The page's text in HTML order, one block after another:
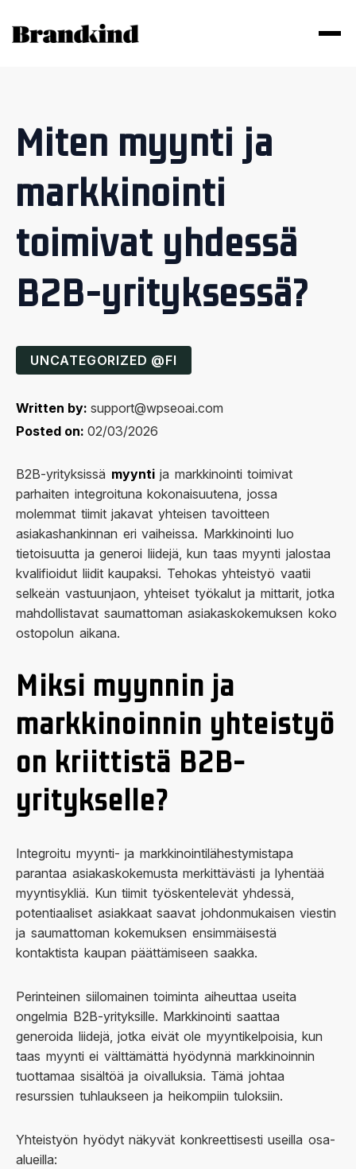
Miten myynti ja
markkinointi
toimivat yhdessä
B2B-yrityksessä?
UNCATEGORIZED @FI
Written by: support@wpseoai.com
Posted on: 02/03/2026
B2B-yrityksissä myyntija markkinointi toimivat
parhaiten integroituna kokonaisuutena, jossa
molemmat tiimit jakavat yhteisen tavoitteen
asiakashankinnan eri vaiheissa. Markkinointi luo
tietoisuutta ja generoi liidejä, kun taas myynti jalostaa
kvalifioidut liidit kaupaksi. Tehokas yhteistyö vaatii
selkeän vastuunjaon, yhteiset työkalut ja mittarit, jotka
mahdollistavat saumattoman asiakaskokemuksen koko
ostopolun aikana.
Miksi myynnin ja
markkinoinnin yhteistyö
on kriittistä B2B-
yritykselle?
Integroitu myynti- ja markkinointilähestymistapa
parantaa asiakaskokemusta merkittävästi ja lyhentää
myyntisykliä. Kun tiimit työskentelevät yhdessä,
potentiaaliset asiakkaat saavat johdonmukaisen viestin
ja saumattoman kokemuksen ensimmäisestä
kontaktista kaupan päättämiseen saakka.
Perinteinen siilomainen toiminta aiheuttaa useita
ongelmia B2B-yrityksille. Markkinointi saattaa
generoida liidejä, jotka eivät ole myyntikelpoisia, kun
taas myynti ei välttämättä hyödynnä markkinoinnin
tuottamaa sisältöä ja oivalluksia. Tämä johtaa
resurssien tuhlaukseen ja heikompiin tuloksiin.
Yhteistyön hyödyt näkyvät konkreettisesti useilla osa-
alueilla: